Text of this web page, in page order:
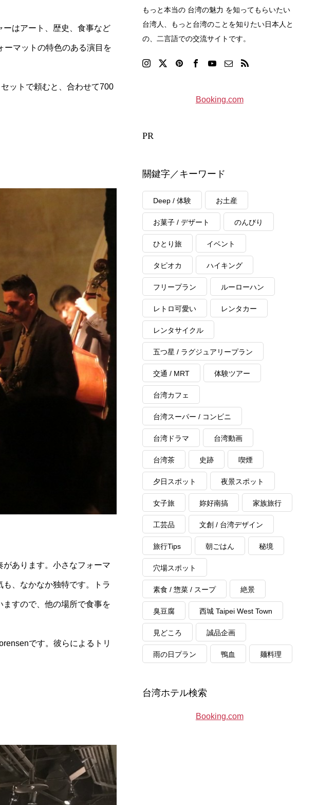
はアート、歴史、食事など
ーマットの特色のある演目を
ットで頼むと、合わせて700
あります。小さなフォーマ
、なかなか独特です。トラ
すので、他の場所で食事を
です。彼らによるトリ
もっと本当の 台湾の魅力 を知ってもらいたい
台湾人、もっと台湾のことを知りたい日本人と
の、二言語での交流サイトです。
Booking.com
PR
關鍵字／キーワード
Deep / 体験 お土産
お菓子 / デザート のんびり
ひとり旅 イベント
タピオカ ハイキング
フリープラン ルーローハン
レトロ可愛い レンタカー
レンタサイクル
五つ星 / ラグジュアリープラン
交通 / MRT 体験ツアー
台湾カフェ
台湾スーパー / コンビニ
台湾ドラマ 台湾動画
台湾茶 史跡 喫煙
夕日スポット 夜景スポット
女子旅 妳好南搞 家族旅行
工芸品 文創 / 台湾デザイン
旅行Tips 朝ごはん 秘境
穴場スポット
素食 / 惣菜 / スープ 絶景
臭豆腐 西城 Taipei West Town
見どころ 誠品企画
雨の日プラン 鴨血 麺料理
台湾ホテル検索
Booking.com